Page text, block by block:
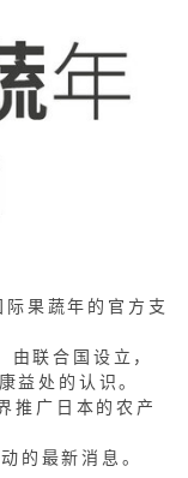
果蔬年的官方支
联合国设立，
益处的认识。
广日本的农产
的最新消息。